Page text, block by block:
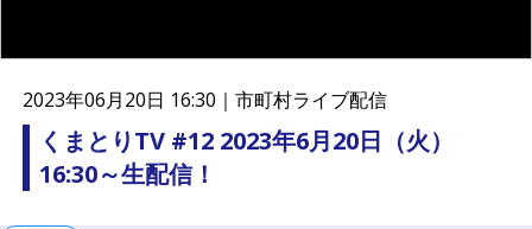
プ
2023年06月20日 16:30｜市町村ライブ配信
くまとりTV #12 2023年6月20日（火）
16:30～生配信！